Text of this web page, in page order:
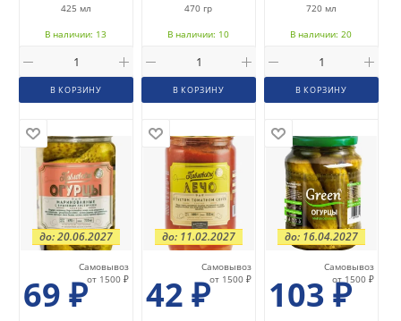
425 мл
В наличии: 13
В КОРЗИНУ
470 гр
В наличии: 10
В КОРЗИНУ
720 мл
В наличии: 20
В КОРЗИНУ
69 ₽
Самовывоз
от 1500 ₽
до: 20.06.2027
42 ₽
Самовывоз
от 1500 ₽
до: 11.02.2027
103₽
Самовывоз
от 1500 ₽
до: 16.04.2027